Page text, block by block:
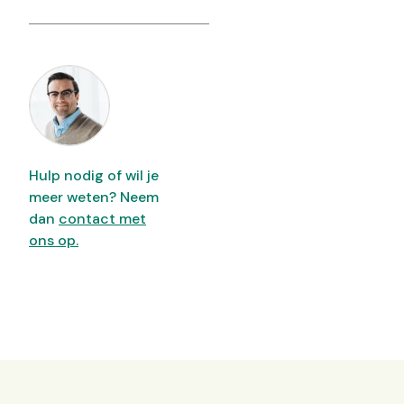
Hulp nodig of wil je
meer weten? Neem
dan contact met
ons op.